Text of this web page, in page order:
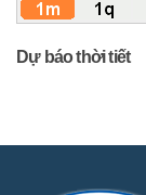
Dự báo thời tiết